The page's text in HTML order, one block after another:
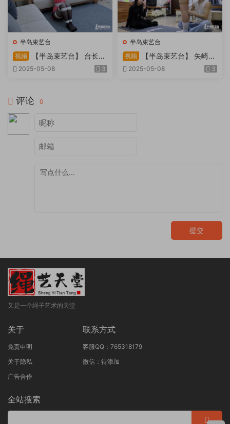
半岛束艺台
视频
【半岛束艺台】 台长不
在的时候
2025-05-08 3
半岛束艺台
视频
【半岛束艺台】 矢崎
泽爱 世界上运气最差的女孩
2025-05-08 3
评论 0
提交
又是一个绳子艺术的天堂
关于
免责申明
关于隐私
广告合作
联系方式
客服QQ：765318179
微信：待添加
全站搜索